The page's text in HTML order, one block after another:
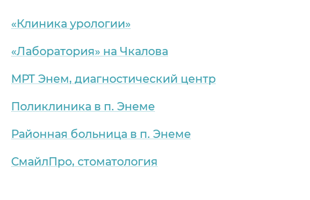
«Клиника урологии»
«Лаборатория» на Чкалова
МРТ Энем, диагностический центр
Поликлиника в п. Энеме
Районная больница в п. Энеме
СмайлПро, стоматология